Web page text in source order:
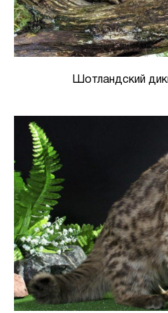
Шотландский